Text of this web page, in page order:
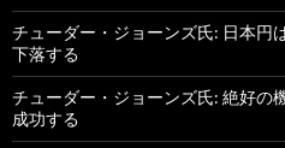
チューダー・ジョーンズ氏: 日本円
下落する
チューダー・ジョーンズ氏: 絶好の
成功する